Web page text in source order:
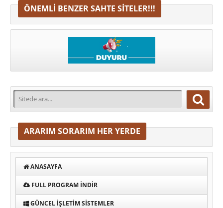
ÖNEMLI BENZER SAHTE SITELER!!!
ARARIM SORARIM HER YERDE
ANASAYFA
FULL PROGRAM INDIR
GÜNCEL İŞLETIM SISTEMLER